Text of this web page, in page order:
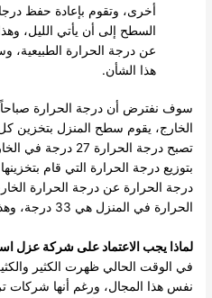
أخرى، وتقوم بإعادة حفظ
السطح إلى أن يأتي الليل،
عن درجة الحرارة
هذا الشأن.
الخارج، يقوم سطح المنزل بتخزين
تصبح درجة الحرارة
بتوزيع درجة الحرارة التي قام
درجة الحرارة عن درجة الحرارة
الحرارة في المنزل هي 33 درجة، وهذا بسبب العامل الحراري.
لماذا يجب الاعتماد على شركة عزل
في الوقت الحالي ظهرت الكثير
نفس هذا المجال، ورغم أنها شركات